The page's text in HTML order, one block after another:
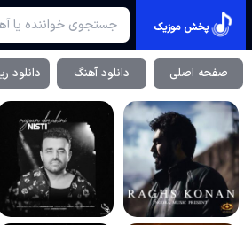
پخش موزیک
صفحه اصلی دانلود آهنگ دانلود